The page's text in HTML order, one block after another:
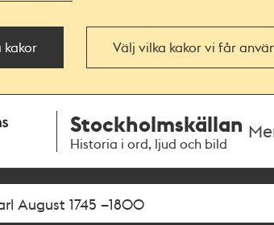
kakor Välj vilka kakor vi får
Stockholmskällan
Historia i ord, ljud och bild